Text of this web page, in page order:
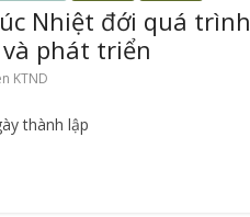
Nhiệt đới quá trình
phát triển
KTND
thành lập